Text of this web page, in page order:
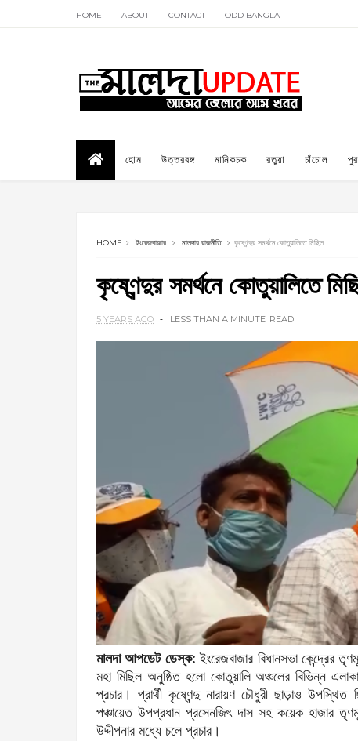
HOME ABOUT CONTACT ODD BANGLA
হোম উত্তরবঙ্গ মানিকচক রতুয়া চাঁচোল
HOME ইংরেজবাজার মালদার রাজনীতি কৃষ্ণেন্দুর সমর্থনে কোতুয়ালিতে মিছিল
কৃষ্ণেন্দুর সমর্থনে কোতুয়ালিতে
5 YEARS AGO LESS THAN A MINUTE READ
মালদা আপডেট ডেস্ক: ইংরেজবাজার বিধানসভা কেন্দ্রের
মহা মিছিল অনুষ্ঠিত হলো কোতুয়ালি অঞ্চলের বিভিন্ন
প্রচার। প্রার্থী কৃষ্ণেন্দু নারায়ণ চৌধুরী ছাড়াও উপস্থিত
পঞ্চায়েত উপপ্রধান প্রসেনজিৎ দাস সহ কয়েক হাজার
উদ্দীপনার মধ্যে চলে প্রচার।